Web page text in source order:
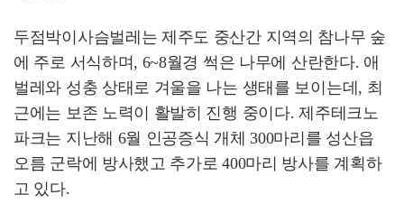
두점박이사슴벌레는 제주도 중산간 지역의 참나무 숲
에 주로 서식하며, 6~8월경 썩은 나무에 산란한다. 애
벌레와 성충 상태로 겨울을 나는 생태를 보이는데, 최
근에는 보존 노력이 활발히 진행 중이다. 제주테크노
파크는 지난해 6월 인공증식 개체 300마리를 성산읍
오름 군락에 방사했고 추가로 400마리 방사를 계획하
고 있다.